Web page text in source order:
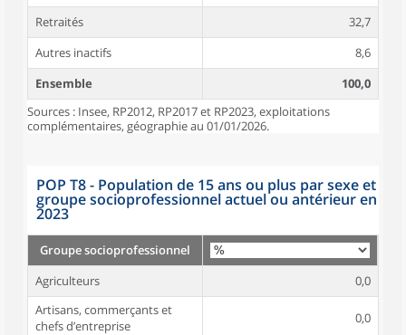
Retraités
32,7
Autres inactifs
8,6
Ensemble
100,0
Sources : Insee, RP2012, RP2017 et RP2023, exploitations
complémentaires, géographie au 01/01/2026.
POP T8 - Population de 15 ans ou plus par sexe et
groupe socioprofessionnel actuel ou antérieur en
2023
Groupe socioprofessionnel
Agriculteurs
0,0
Artisans, commerçants et
chefs d’entreprise
0,0